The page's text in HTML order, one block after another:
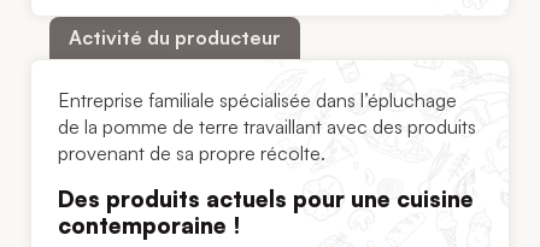
Activité du producteur
Entreprise familiale spécialisée dans l’épluchage
de la pomme de terre travaillant avec des produits
provenant de sa propre récolte.
Des produits actuels pour une cuisine
contemporaine !